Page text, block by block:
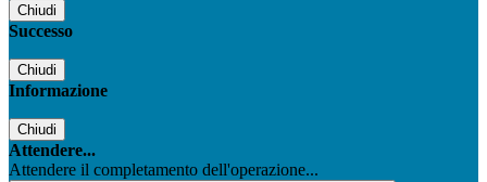
Chiudi
Successo
Chiudi
Informazione
Chiudi
Attendere...
Attendere il completamento dell'operazione...